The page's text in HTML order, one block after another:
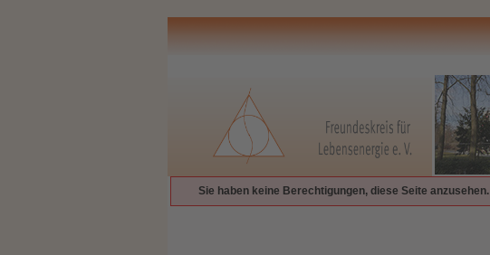
Sie haben keine Berechtigungen, diese Seite anzusehen.